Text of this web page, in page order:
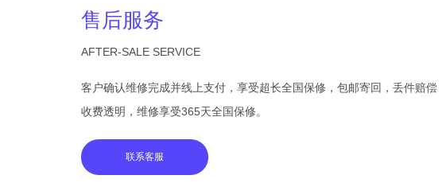
售后服务
AFTER-SALE SERVICE
客户确认维修完成并线上支付，享受超长全国保修，包邮寄回，丢件赔偿
收费透明，维修享受365天全国保修。
联系客服